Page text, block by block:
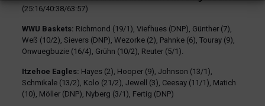
(25:16/40:38/63:57)
WWU Baskets: Richmond (19/1), Viefhues (DNP), Günther (7),
Weß (10/2), Sievers (DNP), Wezorke (2), Pahnke (6), Touray (9),
Onwuegbuzie (16/4), Grühn (10/2), Reuter (5/1).
Itzehoe Eagles: Hayes (2), Hooper (9), Johnson (13/1),
Schmikale (13/2), Kolo (21/2), Jewell (3), Ceesay (11/1), Matich
(10), Möller (DNP), Nyberg (3/1), Fertig (DNP)